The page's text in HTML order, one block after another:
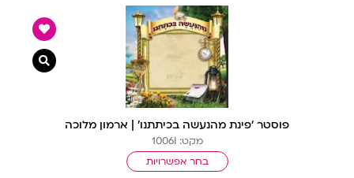
פוסטר ‘פינת מהנעשה בכיתתנו’ | ארמון מלוכה
מקט: 1006I
בחר אפשרויות
צפייה